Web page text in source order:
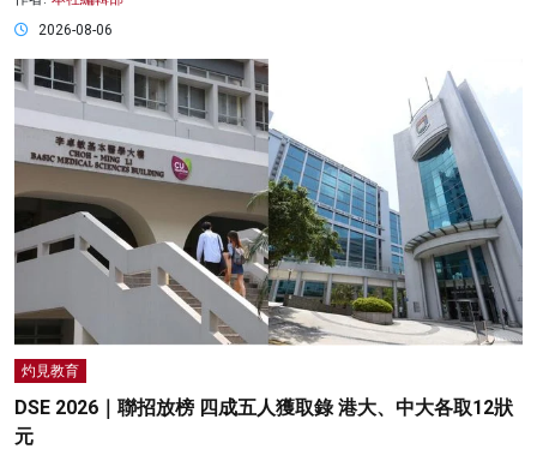
2026-08-06
灼見教育
DSE 2026｜聯招放榜 四成五人獲取錄 港大、中大各取12狀
元